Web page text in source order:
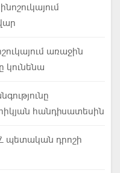
առաջին
հանդիսատեսին
պետական դրոշի